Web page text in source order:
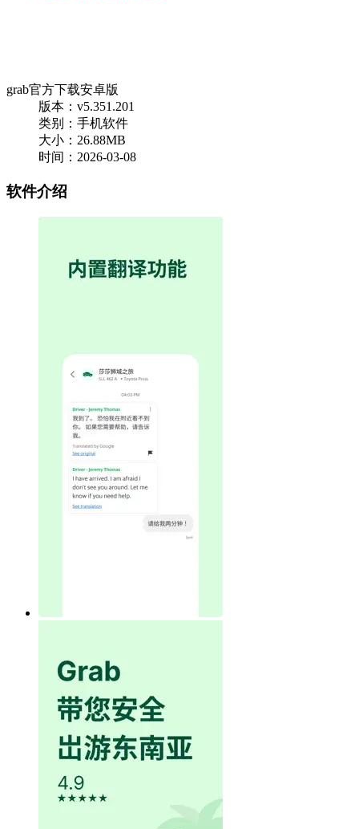
grab官方下载安卓版
版本：v5.351.201
类别：手机软件
大小：26.88MB
时间：2026-03-08
软件介绍